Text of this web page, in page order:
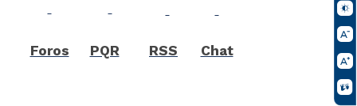
Foros PQR RSS Chat